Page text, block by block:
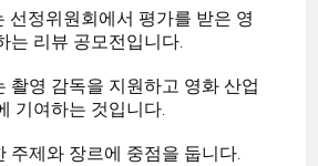
선정위원회에서 평가를 받은 영
는 리뷰 공모전입니다.
촬영 감독을 지원하고 영화 산업
기여하는 것입니다.
주제와 장르에 중점을 둡니다.